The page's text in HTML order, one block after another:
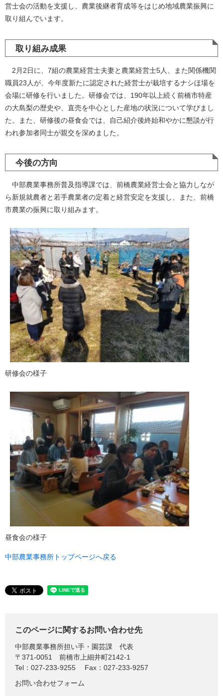
営士会の活動を支援し、農業後継者育成等をはじめ地域農業振興に
取り組んでいます。
取り組み成果
2月2日に、7組の農業経営士夫妻と農業経営士5人、また関係機関
職員23人が、今年度新たに認定された経営士が栽培するナシほ場を
会場に研修を行いました。研修会では、190年以上続く前橋市特産
の大島梨の歴史や、直売を中心とした産地の状況について学びまし
た。また、研修後の昼食会では、自己紹介後終始和やかに懇談が行
われ参加者同士が親交を深めました。
今後の方向
中部農業事務所普及指導課では、前橋農業経営士会と協力しなが
ら新規就農者と若手農業者の定着と経営安定を支援し、また、前橋
市農業の振興に取り組みます。
研修会の様子
昼食会の様子
中部農業事務所トップページへ戻る
このページに関するお問い合わせ先
中部農業事務所担い手・園芸課
代表
〒371-0051
前橋市上細井町2142-1
Tel：027-233-9255
Fax：027-233-9257
お問い合わせフォーム